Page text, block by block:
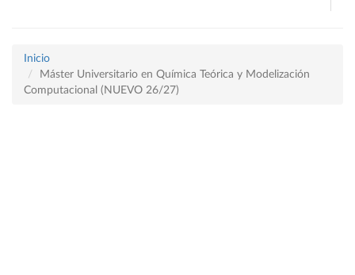
Inicio
Máster Universitario en Química Teórica y Modelización
Computacional (NUEVO 26/27)